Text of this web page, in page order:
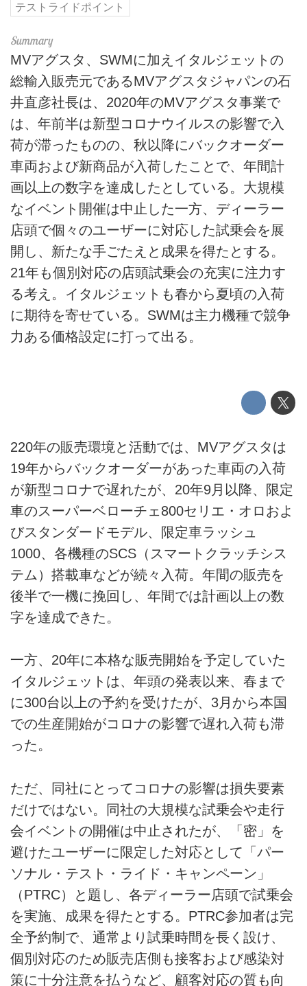
テストライドポイント
MVアグスタ、SWMに加えイタルジェットの
総輸入販売元であるMVアグスタジャパンの石
井直彦社長は、2020年のMVアグスタ事業で
は、年前半は新型コロナウイルスの影響で入
荷が滞ったものの、秋以降にバックオーダー
車両および新商品が入荷したことで、年間計
画以上の数字を達成したとしている。大規模
なイベント開催は中止した一方、ディーラー
店頭で個々のユーザーに対応した試乗会を展
開し、新たな手ごたえと成果を得たとする。
21年も個別対応の店頭試乗会の充実に注力す
る考え。イタルジェットも春から夏頃の入荷
に期待を寄せている。SWMは主力機種で競争
力ある価格設定に打って出る。
220年の販売環境と活動では、MVアグスタは
19年からバックオーダーがあった車両の入荷
が新型コロナで遅れたが、20年9月以降、限定
車のスーパーベローチェ800セリエ・オロおよ
びスタンダードモデル、限定車ラッシュ
1000、各機種のSCS（スマートクラッチシス
テム）搭載車などが続々入荷。年間の販売を
後半で一機に挽回し、年間では計画以上の数
字を達成できた。
一方、20年に本格な販売開始を予定していた
イタルジェットは、年頭の発表以来、春まで
に300台以上の予約を受けたが、3月から本国
での生産開始がコロナの影響で遅れ入荷も滞
った。
ただ、同社にとってコロナの影響は損失要素
だけではない。同社の大規模な試乗会や走行
会イベントの開催は中止されたが、「密」を
避けたユーザーに限定した対応として「パー
ソナル・テスト・ライド・キャンペーン」
（PTRC）と題し、各ディーラー店頭で試乗会
を実施、成果を得たとする。PTRC参加者は完
全予約制で、通常より試乗時間を長く設け、
個別対応のため販売店側も接客および感染対
策に十分注意を払うなど、顧客対応の質も向